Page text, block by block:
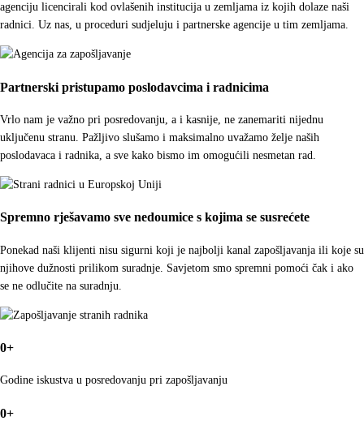
agenciju licencirali kod ovlašenih institucija u zemljama iz kojih dolaze naši
radnici. Uz nas, u proceduri sudjeluju i partnerske agencije u tim zemljama.
Partnerski pristupamo poslodavcima i radnicima
Vrlo nam je važno pri posredovanju, a i kasnije, ne zanemariti nijednu
uključenu stranu. Pažljivo slušamo i maksimalno uvažamo želje naših
poslodavaca i radnika, a sve kako bismo im omogućili nesmetan rad.
Spremno rješavamo sve nedoumice s kojima se susrećete
Ponekad naši klijenti nisu sigurni koji je najbolji kanal zapošljavanja ili koje su
njihove dužnosti prilikom suradnje. Savjetom smo spremni pomoći čak i ako
se ne odlučite na suradnju.
0+
Godine iskustva u posredovanju pri zapošljavanju
0+